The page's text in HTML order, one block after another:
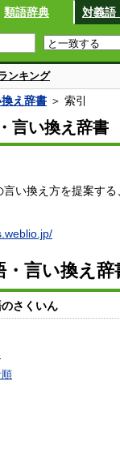
類語辞典 対義語
ンキング
え辞書 ＞ 索引
言い換え辞書
言い換え方を提案す
・言い換え
のさくいん